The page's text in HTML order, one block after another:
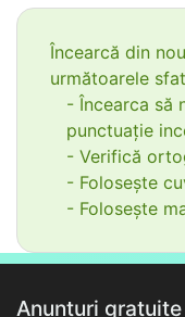
Încearcă din
următoarele
- Încearca să
punctuație
- Verifică
- Folosește
- Folosește
Anunțuri